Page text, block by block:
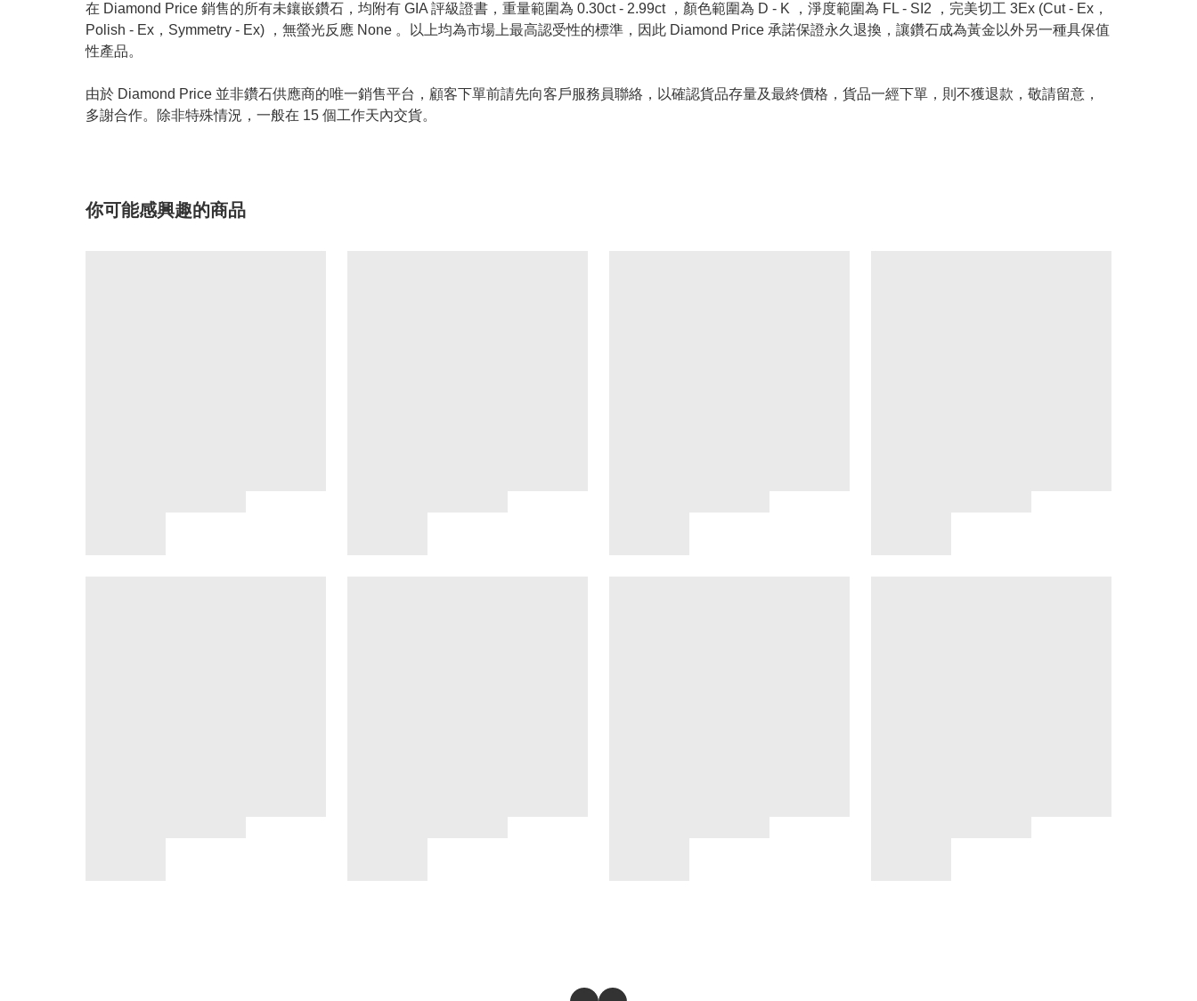
在 Diamond Price 銷售的所有未鑲嵌鑽石，均附有 GIA 評級證書，重量範圍為 0.30ct - 2.99ct ，顏色範圍為 D - K ，淨度範圍為 FL - SI2 ，完美切工 3Ex (Cut - Ex，
Polish - Ex，Symmetry - Ex) ，無螢光反應 None 。以上均為市場上最高認受性的標準，因此 Diamond Price 承諾保證永久退換，讓鑽石成為黃金以外另一種具保值
性產品。
由於 Diamond Price 並非鑽石供應商的唯一銷售平台，顧客下單前請先向客戶服務員聯絡，以確認貨品存量及最終價格，貨品一經下單，則不獲退款，敬請留意，
多謝合作。除非特殊情況，一般在 15 個工作天內交貨。
你可能感興趣的商品